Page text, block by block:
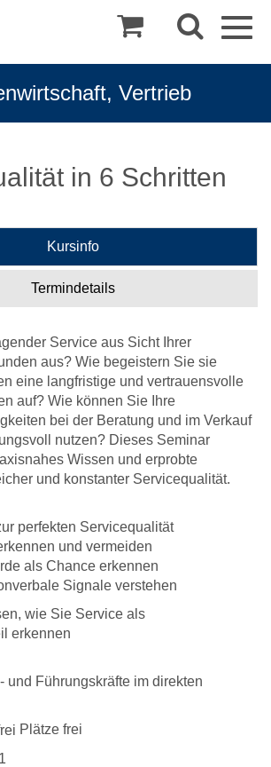
Vertrieb
in 6 Schritten
Kursinfo
Termindetails
Service aus Sicht Ihrer
aus? Wie begeistern Sie sie
eine langfristige und vertrauensvolle
auf? Wie können Sie Ihre
bei der Beratung und im Verkauf
nutzen? Dieses Seminar
Wissen und erprobte
und konstanter Servicequalität.
perfekten Servicequalität
und vermeiden
als Chance erkennen
Signale verstehen
wie Sie Service als
erkennen
und Führungskräfte im direkten
Plätze frei